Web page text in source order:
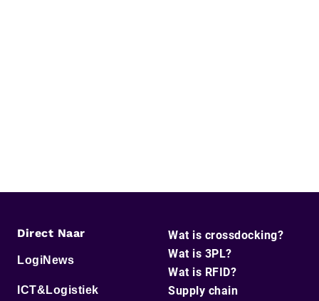
Direct Naar
LogiNews
ICT&Logistiek
Wat is crossdocking?
Wat is 3PL?
Wat is RFID?
Supply chain